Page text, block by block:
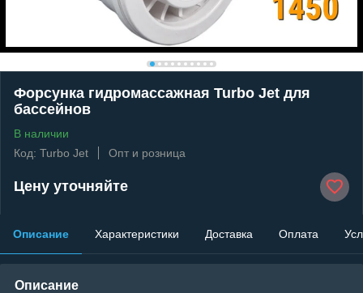
Форсунка гидромассажная Turbo Jet для
бассейнов
В наличии
Код: Turbo Jet
Опт и розница
Цену уточняйте
Описание Характеристики Доставка Оплата
Описание